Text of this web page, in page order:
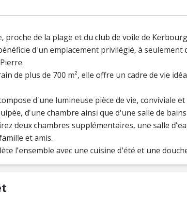
proche de la plage et du club de voile de
d'un emplacement privilégié, à seulement
de plus de 700 m², elle offre un cadre de vie
d'une lumineuse pièce de vie, conviviale
d'une chambre ainsi que d'une salle de
deux chambres supplémentaires, une salle
et amis.
l'ensemble avec une cuisine d'été et une